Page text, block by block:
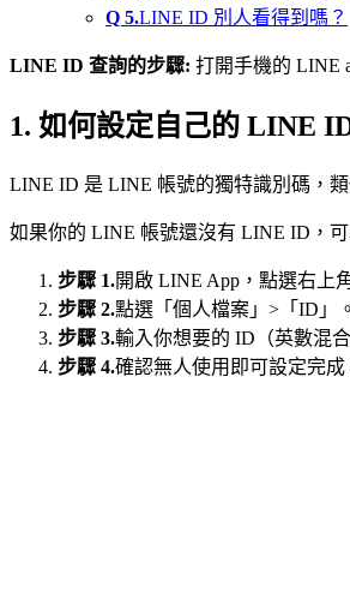
Q 5.LINE ID 別人看得到嗎？
LINE ID 查詢的步驟: 打開手機的 LINE
1. 如何設定自己的 LINE
LINE ID 是 LINE 帳號的獨特識別碼，
如果你的 LINE 帳號還沒有 LINE ID，
步驟 1.開啟 LINE App，點選右上
步驟 2.點選「個人檔案」>「ID」。
步驟 3.輸入你想要的 ID（英數混
步驟 4.確認無人使用即可設定完成